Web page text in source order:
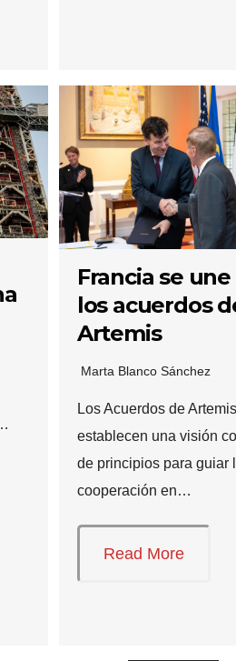
Francia se une
los acuerdos
Artemis
Marta Blanco Sánchez
Los Acuerdos de Artemis
establecen una visión
de principios para guiar
cooperación en…
Read More